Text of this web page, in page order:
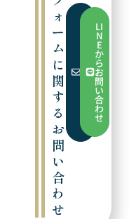
ォ
ー
ム
に
関
す
る
お
問
い
合
わ
せ
フ
ら
お
せ
LI
N
E
か
ら
お
問
い
合
わ
せ